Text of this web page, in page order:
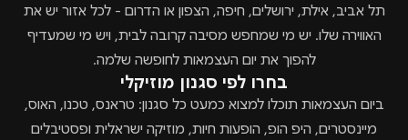
תל אביב, אילת, ירושלים, חיפה, הצפון או הדרום - לכל אזור יש את
האווירה שלו. יש מי שמחפש מסיבה קרובה לבית, ויש מי שמעדיף
להפוך את יום העצמאות לחופשה שלמה.
בחרו לפי סגנון מוזיקלי
ביום העצמאות תוכלו למצוא כמעט כל סגנון: טראנס, טכנו, האוס,
מיינסטרים, היפ הופ, הופעות חיות, מוזיקה ישראלית ופסטיבלים